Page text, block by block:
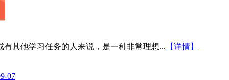
其他学习任务的人来说，是一种非常理想... 【详情】
07